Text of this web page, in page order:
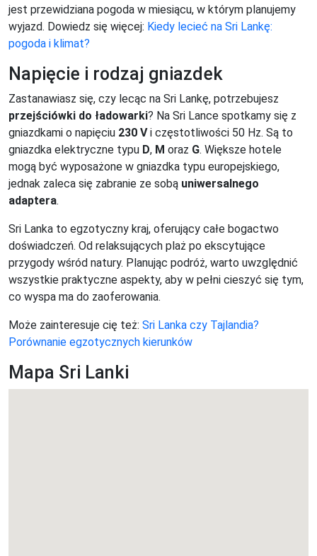
jest przewidziana pogoda w miesiącu, w którym planujemy
wyjazd. Dowiedz się więcej: Kiedy lecieć na Sri Lankę:
pogoda i klimat?
Napięcie i rodzaj gniazdek
Zastanawiasz się, czy lecąc na Sri Lankę, potrzebujesz
przejściówki do ładowarki? Na Sri Lance spotkamy się z
gniazdkami o napięciu 230 Vi częstotliwości 50 Hz. Są to
gniazdka elektryczne typu D, M oraz G. Większe hotele
mogą być wyposażone w gniazdka typu europejskiego,
jednak zaleca się zabranie ze sobą uniwersalnego
adaptera.
Sri Lanka to egzotyczny kraj, oferujący całe bogactwo
doświadczeń. Od relaksujących plaż po ekscytujące
przygody wśród natury. Planując podróż, warto uwzględnić
wszystkie praktyczne aspekty, aby w pełni cieszyć się tym,
co wyspa ma do zaoferowania.
Może zainteresuje cię też: Sri Lanka czy Tajlandia?
Porównanie egzotycznych kierunków
Mapa Sri Lanki